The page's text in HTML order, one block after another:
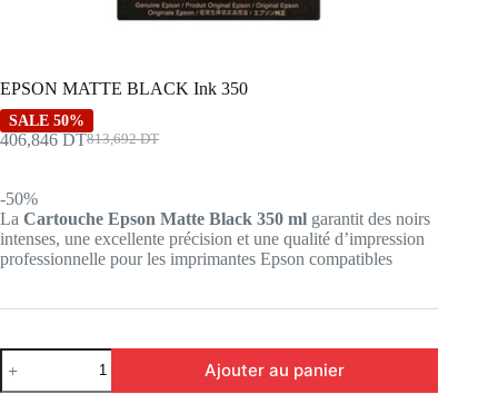
EPSON MATTE BLACK Ink 350
SALE 50%
813,692DT
Le
813,692 DT.
406,846 DTLe
406,846 DT.
-50%
La Cartouche Epson Matte Black 350 ml garantit des noirs
intenses, une excellente précision et une qualité d’impression
professionnelle pour les imprimantes Epson compatibles
quantité
de
EPSON
Ajouter au panier